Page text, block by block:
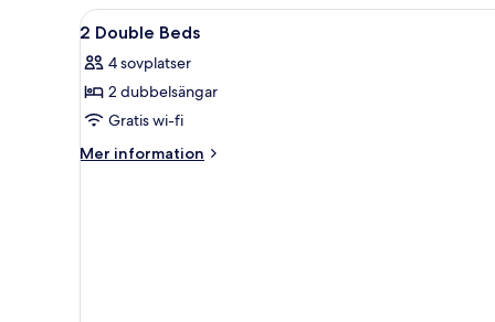
kingsize-
Öppna
alla
foton
för
2
Double
En modern entréhall med en
9
2 Double Beds
4 sovplatser
2 dubbelsängar
Gratis wi-fi
Mer information
Mer